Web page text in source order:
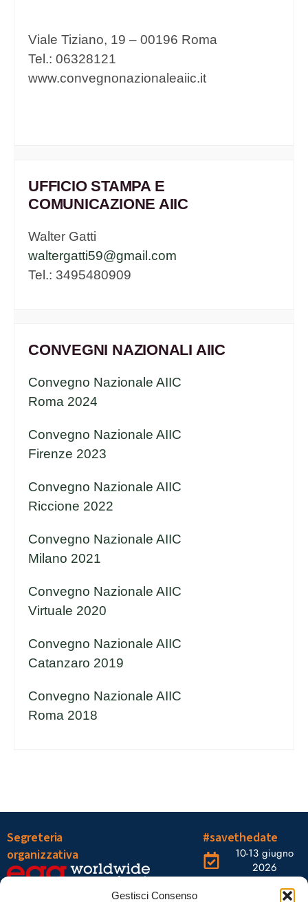
Gestisci Consenso
Viale Tiziano, 19 – 00196 Roma
Tel.: 06328121
www.convegnonazionaleaiic.it
UFFICIO STAMPA E
COMUNICAZIONE AIIC
Walter Gatti
waltergatti59@gmail.com
Tel.: 3495480909
CONVEGNI NAZIONALI AIIC
Convegno Nazionale AIIC
Roma 2024
Convegno Nazionale AIIC
Firenze 2023
Convegno Nazionale AIIC
Riccione 2022
Convegno Nazionale AIIC
Milano 2021
Convegno Nazionale AIIC
Virtuale 2020
Convegno Nazionale AIIC
Catanzaro 2019
Convegno Nazionale AIIC
Roma 2018
Segreteria
organizzativa
#savethedate
10-13 giugno
2026
OGR Torino